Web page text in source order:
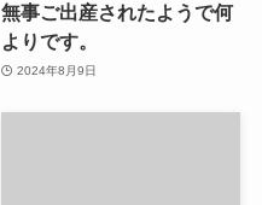
無事ご出産されたようで何
よりです。
2024年8月9日